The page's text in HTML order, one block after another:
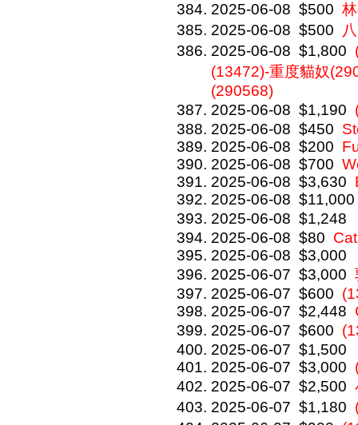
2025-06-08 $500
2025-06-08 $500
2025-06-08 $1,800
(13472)-重度貓奴
(290568)
2025-06-08 $1,190
2025-06-08 $450
2025-06-08 $200
2025-06-08 $700
2025-06-08 $3,630
2025-06-08 $11,000
2025-06-08 $1,248
2025-06-08 $80
2025-06-08 $3,000
2025-06-07 $3,000
2025-06-07 $600
2025-06-07 $2,448
2025-06-07 $600
2025-06-07 $1,500
2025-06-07 $3,000
2025-06-07 $2,500
2025-06-07 $1,180